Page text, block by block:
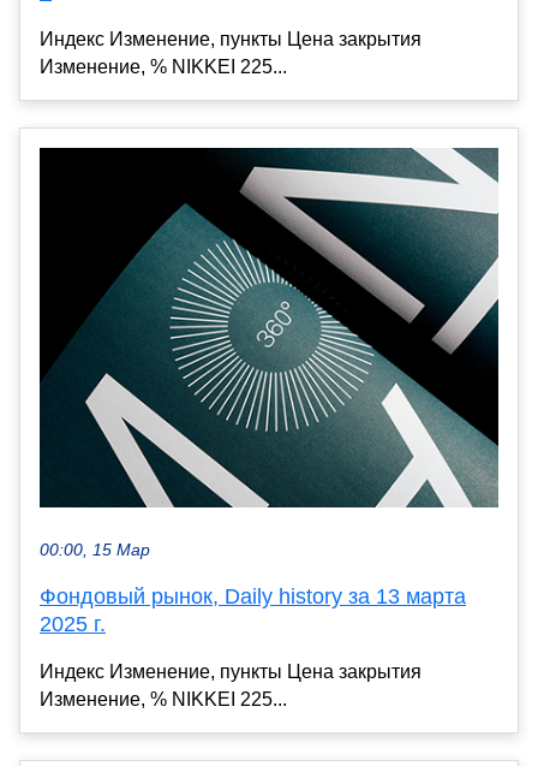
Индекс Изменение, пункты Цена закрытия
Изменение, % NIKKEI 225...
00:00, 15 Мар
Фондовый рынок, Daily history за 13 марта
2025 г.
Индекс Изменение, пункты Цена закрытия
Изменение, % NIKKEI 225...